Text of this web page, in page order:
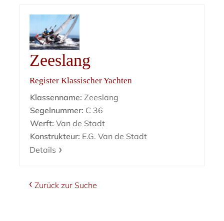
Zeeslang
Register Klassischer Yachten
Klassenname: Zeeslang
Segelnummer: C 36
Werft: Van de Stadt
Konstrukteur: E.G. Van de Stadt
Details
Zurück zur Suche